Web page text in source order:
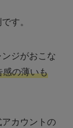
す。
ジがおこな
感の薄いも
カウントの